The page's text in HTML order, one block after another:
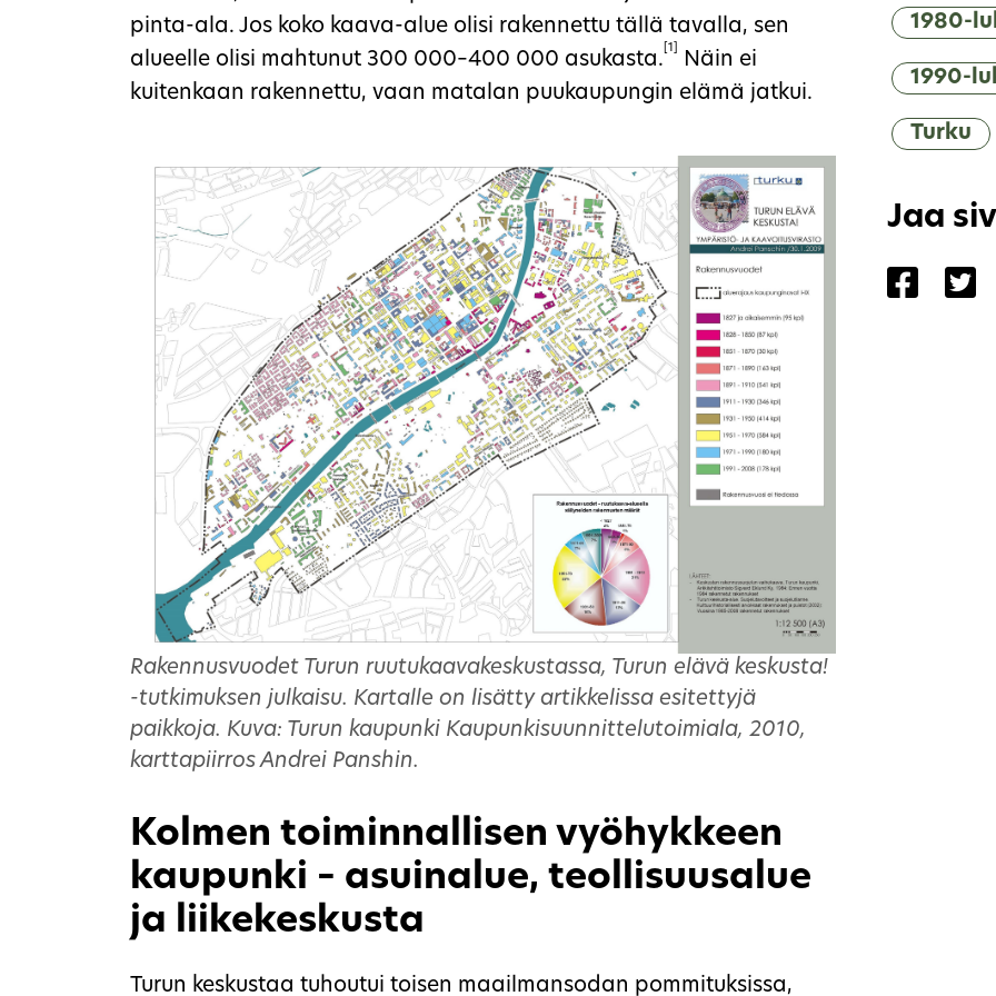
pinta-ala. Jos koko kaava-alue olisi rakennettu tällä tavalla, sen
alueelle olisi mahtunut 300 000–400 000 asukasta.
[1]
Näin ei
kuitenkaan rakennettu, vaan matalan puukaupungin elämä jatkui.
Rakennusvuodet Turun ruutukaavakeskustassa, Turun elävä keskusta!
-tutkimuksen julkaisu. Kartalle on lisätty artikkelissa esitettyjä
paikkoja. Kuva: Turun kaupunki Kaupunkisuunnittelutoimiala, 2010,
karttapiirros Andrei Panshin.
Kolmen toiminnallisen vyöhykkeen
kaupunki – asuinalue, teollisuusalue
ja liikekeskusta
Turun keskustaa tuhoutui toisen maailmansodan pommituksissa,
1980-
1990-
Turku
Jaa
Jaa